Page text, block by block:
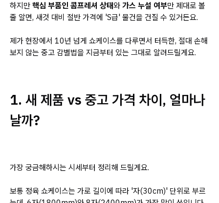
하지만 핵심 부품인 콤프레셔 상태와 가스 누설 여부만 제대로 볼
줄 알면, 새것 대비 절반 가격에 'S급' 물건을 건질 수 있거든요.
제가 현장에서 10년 넘게 쇼케이스를 다루면서 터득한, 절대 손해
보지 않는 중고 감별법을 지금부터 있는 그대로 알려드릴게요.
1. 새 제품 vs 중고 가격 차이, 얼마나
날까?
가장 궁금해하시는 시세부터 정리해 드릴게요.
보통 정육 쇼케이스는 가로 길이에 따라 '자(30cm)' 단위로 부르